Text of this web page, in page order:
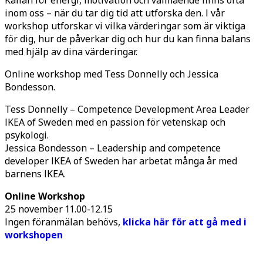
inom oss – när du tar dig tid att utforska den. I vår
workshop utforskar vi vilka värderingar som är viktiga
för dig, hur de påverkar dig och hur du kan finna balans
med hjälp av dina värderingar.
Online workshop med Tess Donnelly och Jessica
Bondesson.
Tess Donnelly – Competence Development Area Leader
IKEA of Sweden med en passion för vetenskap och
psykologi.
Jessica Bondesson – Leadership and competence
developer IKEA of Sweden har arbetat många år med
barnens IKEA.
Online Workshop
25 november 11.00-12.15
Ingen föranmälan behövs, klicka här för att gå med i
workshopen